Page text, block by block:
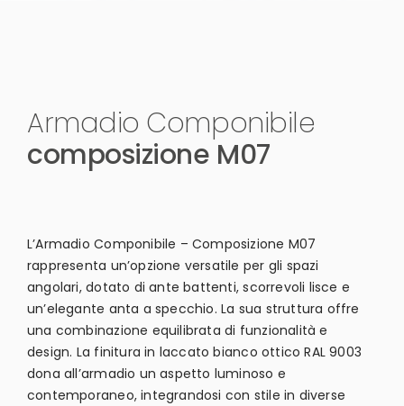
Armadio Componibile
composizione M07
L’Armadio Componibile – Composizione M07
rappresenta un’opzione versatile per gli spazi
angolari, dotato di ante battenti, scorrevoli lisce e
un’elegante anta a specchio. La sua struttura offre
una combinazione equilibrata di funzionalità e
design. La finitura in laccato bianco ottico RAL 9003
dona all’armadio un aspetto luminoso e
contemporaneo, integrandosi con stile in diverse